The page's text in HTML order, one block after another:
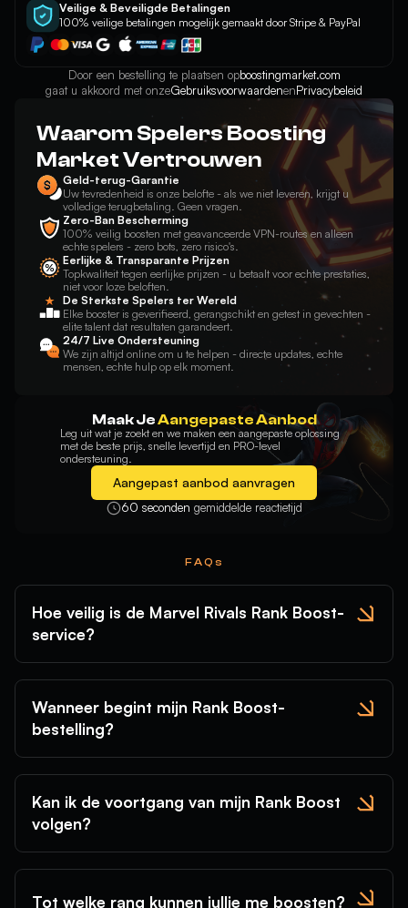
Veilige & Beveiligde Betalingen
100% veilige betalingen mogelijk gemaakt door Stripe & PayPal
Door een bestelling te plaatsen opboostingmarket.com
gaat u akkoord met onzeGebruiksvoorwaardenenPrivacybeleid
Waarom Spelers Boosting
Market Vertrouwen
Geld-terug-Garantie
Uw tevredenheid is onze belofte - als we niet leveren, krijgt u
volledige terugbetaling. Geen vragen.
Zero-Ban Bescherming
100% veilig boosten met geavanceerde VPN-routes en alleen
echte spelers - zero bots, zero risico's.
Eerlijke & Transparante Prijzen
Topkwaliteit tegen eerlijke prijzen - u betaalt voor echte prestaties,
niet voor loze beloften.
De Sterkste Spelers ter Wereld
Elke booster is geverifieerd, gerangschikt en getest in gevechten -
elite talent dat resultaten garandeert.
24/7 Live Ondersteuning
We zijn altijd online om u te helpen - directe updates, echte
mensen, echte hulp op elk moment.
Maak JeAangepaste Aanbod
Leg uit wat je zoekt en we maken een aangepaste oplossing
met de beste prijs, snelle levertijd en PRO-level
ondersteuning.
Aangepast aanbod aanvragen
60 seconden gemiddelde reactietijd
FAQs
Hoe veilig is de Marvel Rivals Rank Boost-
service?
Wanneer begint mijn Rank Boost-
bestelling?
Kan ik de voortgang van mijn Rank Boost
volgen?
Tot welke rang kunnen jullie me boosten?